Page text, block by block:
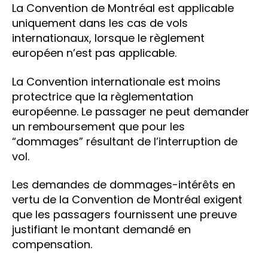
La Convention de Montréal est applicable
uniquement dans les cas de vols
internationaux, lorsque le règlement
européen n’est pas applicable.
La Convention internationale est moins
protectrice que la règlementation
européenne. Le passager ne peut demander
un remboursement que pour les
“dommages” résultant de l’interruption de
vol.
Les demandes de dommages-intérêts en
vertu de la Convention de Montréal exigent
que les passagers fournissent une preuve
justifiant le montant demandé en
compensation.